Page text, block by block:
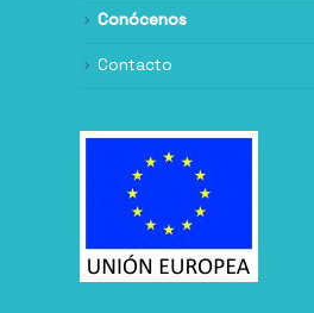
Conócenos
Contacto